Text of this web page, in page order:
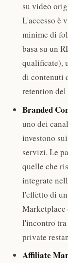
su video
L'accesso è
minime di
basa su un
qualificate),
di contenuti
retention
Branded
uno dei
investono
servizi. Le
quelle che
integrate
l'effetto di
l'incontro tra
private
Affiliate